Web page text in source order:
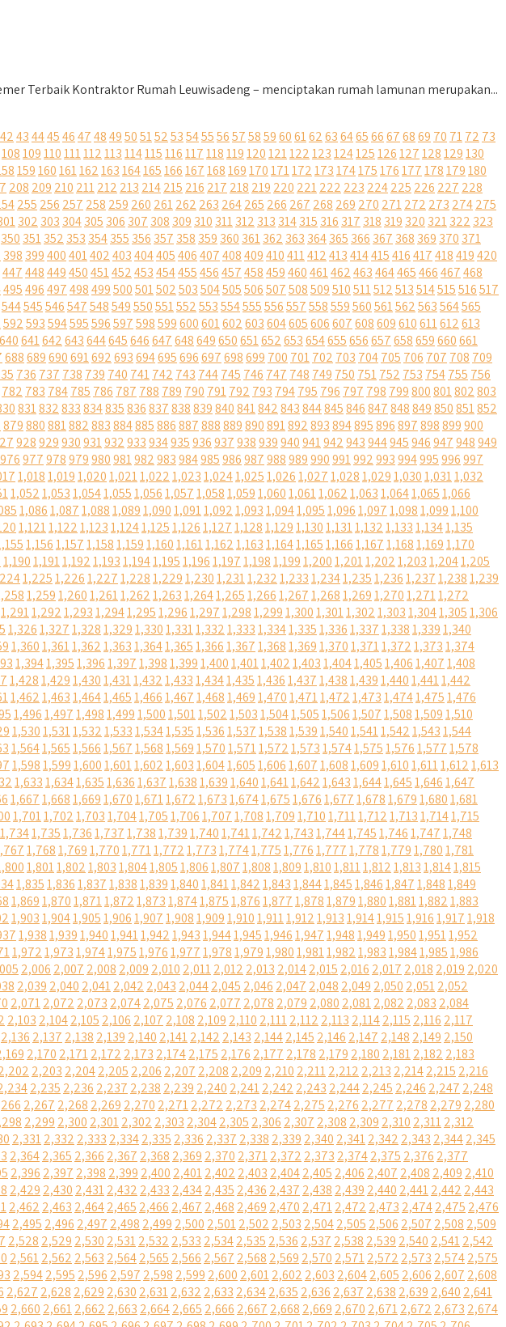
Terbaik Kontraktor Rumah Leuwisadeng – menciptakan rumah lamunan merupakan...
42434445464748495051525354555657585960616263646566676869 70 7172 73
108109110111112113114115116117118119120121122123124125126127128129130
159160161162163164165166167168169170171172173174175176177178179180
208 209 210 211212 213 214215 216 217 218 219 220 221222 223 224225 226 227 228
255 256 257 258 259 260 261262 263 264265 266 267 268 269 270 271272 273 274275
302 303 304305 306 307 308 309 310 311312 313 314315 316 317 318 319 320 321322 323
350 351352 353 354355 356 357 358 359 360 361362 363 364365 366 367 368 369 370 371
398 399400401402403404405406407408409410411412413414415416417418419420
447448449450451452453454455456457458459460461462463464465466467468
495496497498499500501502503504505506507508509510511512513514515516517
544545546547548549550551552553554555556557558559560561562563564565
592593594595596597598599600601602603604605606607608609610611612613
640641642643644645646647648649650651652653654655656657658659660661
688689690691692693694695696697698699 700 701702 703 704705 706 707 708 709
736 737 738 739 740 741742 743 744745 746 747 748 749 750 751752 753 754755 756
782 783 784785 786 787 788 789 790 791792 793 794795 796 797 798 799800801802803
831832833834835836837838839840841842843844845846847848849850851852
879880881882883884885886887888889890891892893894895896897898899900
928929930931932933934935936937938939940941942943944945946947948949
976977978979980981982983984985986987988989990991992993994995996997
1,0181,0191,0201,0211,0221,0231,0241,0251,0261,0271,0281,0291,0301,0311,032
1,0521,0531,0541,0551,0561,0571,0581,0591,0601,0611,0621,0631,0641,0651,066
1,0861,0871,0881,0891,0901,0911,0921,0931,0941,0951,0961,0971,0981,0991,100
1,1211,1221,1231,1241,1251,1261,1271,1281,1291,1301,1311,1321,1331,1341,135
1,1561,1571,1581,1591,1601,1611,1621,1631,1641,1651,1661,1671,1681,1691,170
1,1901,1911,1921,1931,1941,1951,1961,1971,1981,1991,2001,2011,2021,2031,2041,205
1,2251,2261,2271,2281,2291,2301,2311,2321,2331,2341,2351,2361,2371,2381,239
1,2591,2601,2611,2621,2631,2641,2651,2661,2671,2681,2691,2701,2711,272
1,2911,2921,2931,2941,2951,2961,2971,2981,2991,3001,3011,3021,3031,3041,3051,306
1,3261,3271,3281,3291,3301,3311,3321,3331,3341,3351,3361,3371,3381,3391,340
1,3601,3611,3621,3631,3641,3651,3661,3671,3681,3691,3701,3711,3721,3731,374
1,3941,3951,3961,3971,3981,3991,4001,4011,4021,4031,4041,4051,4061,4071,408
1,4281,4291,4301,4311,4321,4331,4341,4351,4361,4371,4381,4391,4401,4411,442
1,4621,4631,4641,4651,4661,4671,4681,4691,4701,4711,4721,4731,4741,4751,476
1,4961,4971,4981,4991,5001,5011,5021,5031,5041,5051,5061,5071,5081,5091,510
1,5301,5311,5321,5331,5341,5351,5361,5371,5381,5391,5401,5411,5421,5431,544
1,5641,5651,5661,5671,5681,5691,5701,5711,5721,5731,5741,5751,5761,5771,578
1,5981,5991,6001,6011,6021,6031,6041,6051,6061,6071,6081,6091,6101,6111,6121,613
1,6331,6341,6351,6361,6371,6381,6391,6401,6411,6421,6431,6441,6451,6461,647
1,6671,6681,6691,6701,6711,6721,6731,6741,6751,6761,6771,6781,6791,6801,681
1,7011,7021,7031,7041,7051,7061,7071,7081,7091,7101,7111,7121,7131,7141,715
1,7341,7351,7361,7371,7381,7391,7401,7411,7421,7431,7441,7451,7461,7471,748
1,7681,7691,7701,7711,7721,7731,7741,7751,7761,7771,7781,7791,7801,781
1,8011,8021,8031,8041,8051,8061,8071,8081,8091,8101,8111,8121,8131,8141,815
1,8351,8361,8371,8381,8391,8401,8411,8421,8431,8441,8451,8461,8471,8481,849
1,8691,8701,8711,8721,8731,8741,8751,8761,8771,8781,8791,8801,8811,8821,883
1,9031,9041,9051,9061,9071,9081,9091,9101,9111,9121,9131,9141,9151,9161,9171,918
1,9381,9391,9401,9411,9421,9431,9441,9451,9461,9471,9481,9491,9501,9511,952
1,9721,9731,9741,9751,9761,9771,9781,9791,9801,9811,9821,9831,9841,9851,986
2,006 2,007 2,008 2,009 2,010 2,0112,012 2,013 2,0142,015 2,016 2,017 2,018 2,019 2,020
2,039 2,040 2,0412,042 2,043 2,0442,045 2,046 2,047 2,048 2,049 2,050 2,0512,052
2,0712,072 2,073 2,0742,075 2,076 2,077 2,078 2,079 2,080 2,0812,082 2,083 2,084
2,103 2,1042,105 2,106 2,107 2,108 2,109 2,110 2,1112,112 2,113 2,1142,115 2,116 2,117
2,136 2,137 2,138 2,139 2,140 2,1412,142 2,143 2,1442,145 2,146 2,147 2,148 2,149 2,150
2,170 2,1712,172 2,173 2,1742,175 2,176 2,177 2,178 2,179 2,180 2,1812,182 2,183
2,203 2,2042,205 2,206 2,207 2,208 2,209 2,210 2,2112,212 2,213 2,2142,215 2,216
2,235 2,236 2,237 2,238 2,239 2,240 2,2412,242 2,243 2,2442,245 2,246 2,247 2,248
2,267 2,268 2,269 2,270 2,2712,272 2,273 2,2742,275 2,276 2,277 2,278 2,279 2,280
2,299 2,300 2,3012,302 2,303 2,3042,305 2,306 2,307 2,308 2,309 2,310 2,3112,312
2,3312,332 2,333 2,3342,335 2,336 2,337 2,338 2,339 2,340 2,3412,342 2,343 2,3442,345
2,3642,365 2,366 2,367 2,368 2,369 2,370 2,3712,372 2,373 2,3742,375 2,376 2,377
2,396 2,397 2,398 2,399 2,400 2,4012,402 2,403 2,4042,405 2,406 2,407 2,408 2,409 2,410
2,429 2,430 2,4312,432 2,433 2,4342,435 2,436 2,437 2,438 2,439 2,440 2,4412,442 2,443
2,462 2,463 2,4642,465 2,466 2,467 2,468 2,469 2,470 2,4712,472 2,473 2,4742,475 2,476
2,495 2,496 2,497 2,498 2,499 2,500 2,5012,502 2,503 2,5042,505 2,506 2,507 2,508 2,509
2,528 2,529 2,530 2,5312,532 2,533 2,5342,535 2,536 2,537 2,538 2,539 2,540 2,5412,542
2,5612,562 2,563 2,5642,565 2,566 2,567 2,568 2,569 2,570 2,5712,572 2,573 2,5742,575
2,5942,595 2,596 2,597 2,598 2,599 2,600 2,6012,602 2,603 2,6042,605 2,606 2,607 2,608
2,627 2,628 2,629 2,630 2,6312,632 2,633 2,6342,635 2,636 2,637 2,638 2,639 2,640 2,641
2,660 2,6612,662 2,663 2,6642,665 2,666 2,667 2,668 2,669 2,670 2,6712,672 2,673 2,674